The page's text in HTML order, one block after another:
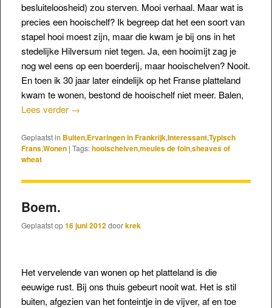
besluiteloosheid) zou sterven. Mooi verhaal. Maar wat is
precies een hooischelf? Ik begreep dat het een soort van
stapel hooi moest zijn, maar die kwam je bij ons in het
stedelijke Hilversum niet tegen. Ja, een hooimijt zag je
nog wel eens op een boerderij, maar hooischelven? Nooit.
En toen ik 30 jaar later eindelijk op het Franse platteland
kwam te wonen, bestond de hooischelf niet meer. Balen,
Lees verder →
Geplaatst in Buiten,Ervaringen in Frankrijk,Interessant,Typisch
Frans,Wonen | Tags:hooischelven,meules de foin,sheaves of
wheat
Boem.
Geplaatst op16 juni 2012doorkrek
Het vervelende van wonen op het platteland is die
eeuwige rust. Bij ons thuis gebeurt nooit wat. Het is stil
buiten, afgezien van het fonteintje in de vijver, af en toe